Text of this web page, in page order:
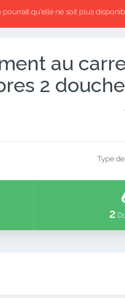
pourrait qu'elle ne soit plus
au
2
Type
2